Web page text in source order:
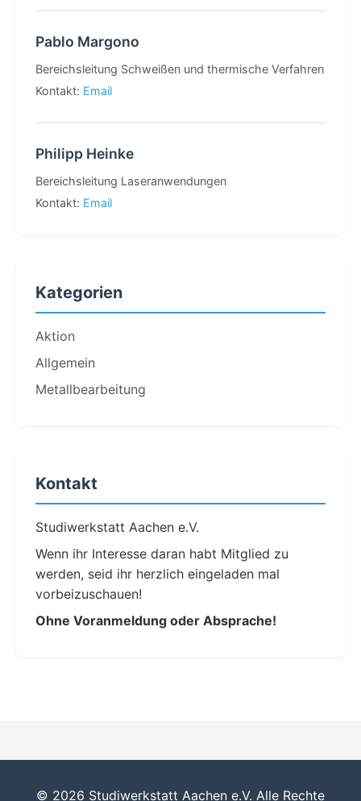
Pablo Margono
Bereichsleitung Schweißen und thermische Verfahren
Kontakt: Email
Philipp Heinke
Bereichsleitung Laseranwendungen
Kontakt: Email
Kategorien
Aktion
Allgemein
Metallbearbeitung
Kontakt
Studiwerkstatt Aachen e.V.
Wenn ihr Interesse daran habt Mitglied zu
werden, seid ihr herzlich eingeladen mal
vorbeizuschauen!
Ohne Voranmeldung oder Absprache!
© 2026 Studiwerkstatt Aachen e.V. Alle Rechte